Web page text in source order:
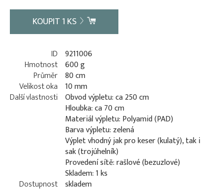
KOUPIT1 KS
ID 9211006
Hmotnost 600 g
Průměr 80 cm
Velikost oka 10 mm
Další vlastnosti Obvod výpletu: ca 250 cm
Hloubka: ca 70 cm
Materiál výpletu: Polyamid (PAD)
Barva výpletu: zelená
Výplet vhodný jak pro keser (kulatý), tak i
sak (trojúhelník)
Provedení sítě: rašlové (bezuzlové)
Skladem: 1 ks
Dostupnost skladem